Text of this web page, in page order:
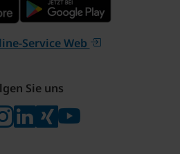
Service Web
Sie uns
Sie uns auf Facebook
Folgen Sie uns auf Instagram
Besuchen Sie uns bei
Besuchen Sie uns bei
Besuchen Sie uns